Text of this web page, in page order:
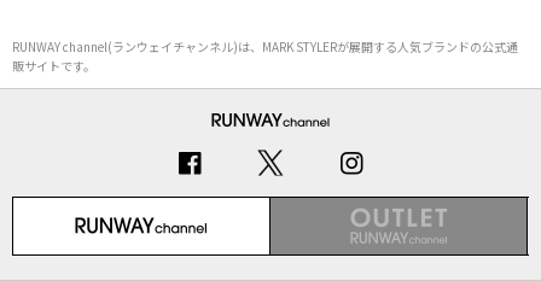
RUNWAY channel(ランウェイチャンネル)は、MARK STYLERが展開する人気ブランドの公式通
販サイトです。